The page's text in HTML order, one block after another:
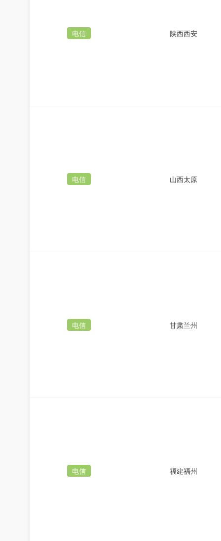
电信 陕西西安
电信 山西太原
电信 甘肃兰州
电信 福建福州